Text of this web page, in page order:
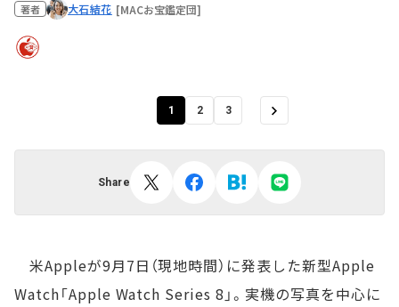
著者 大石結花 [MACお宝鑑定団]
1 2 3
Share
米Appleが9月7日（現地時間）に発表した新型Apple
Watch「Apple Watch Series 8」。実機の写真を中心に